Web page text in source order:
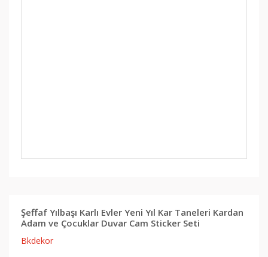
Şeffaf Yılbaşı Karlı Evler Yeni Yıl Kar Taneleri Kardan
Adam ve Çocuklar Duvar Cam Sticker Seti
Bkdekor